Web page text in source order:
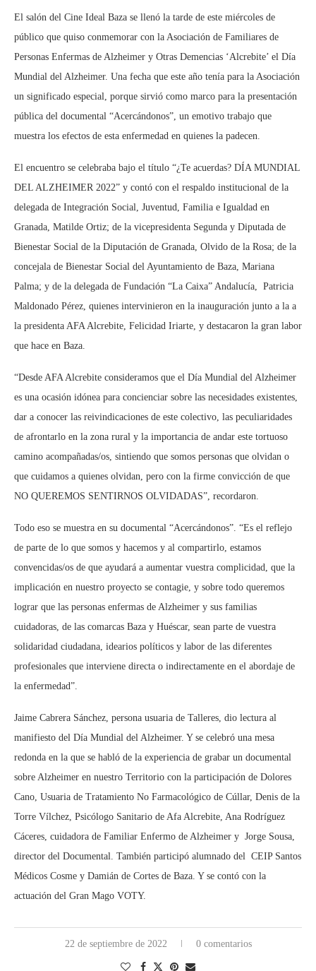
El salón del Cine Ideal Baza se llenó la tarde de este miércoles de
público que quiso conmemorar con la Asociación de Familiares de
Personas Enfermas de Alzheimer y Otras Demencias ‘Alcrebite’ el Día
Mundial del Alzheimer. Una fecha que este año tenía para la Asociación
un significado especial, porque sirvió como marco para la presentación
pública del documental “Acercándonos”, un emotivo trabajo que
muestra los efectos de esta enfermedad en quienes la padecen.
El encuentro se celebraba bajo el título “¿Te acuerdas? DÍA MUNDIAL
DEL ALZHEIMER 2022” y contó con el respaldo institucional de la
delegada de Integración Social, Juventud, Familia e Igualdad en
Granada, Matilde Ortiz; de la vicepresidenta Segunda y Diputada de
Bienestar Social de la Diputación de Granada, Olvido de la Rosa; de la
concejala de Bienestar Social del Ayuntamiento de Baza, Mariana
Palma; y de la delegada de Fundación “La Caixa” Andalucía, Patricia
Maldonado Pérez, quienes intervinieron en la inauguración junto a la a
la presidenta AFA Alcrebite, Felicidad Iriarte, y destacaron la gran labor
que hace en Baza.
“Desde AFA Alcrebite consideramos que el Día Mundial del Alzheimer
es una ocasión idónea para concienciar sobre las necesidades existentes,
dar a conocer las reivindicaciones de este colectivo, las peculiaridades
de afrontarlo en la zona rural y la importancia de andar este tortuoso
camino acompañadas/os, sintiendo que somos personas que olvidan o
que cuidamos a quienes olvidan, pero con la firme convicción de que
NO QUEREMOS SENTIRNOS OLVIDADAS”, recordaron.
Todo eso se muestra en su documental “Acercándonos”. “Es el reflejo
de parte de lo que somos y hacemos y al compartirlo, estamos
convencidas/os de que ayudará a aumentar vuestra complicidad, que la
implicación en nuestro proyecto se contagie, y sobre todo queremos
lograr que las personas enfermas de Alzheimer y sus familias
cuidadoras, de las comarcas Baza y Huéscar, sean parte de vuestra
solidaridad ciudadana, idearios políticos y labor de las diferentes
profesionales que interviene directa o indirectamente en el abordaje de
la enfermedad”.
Jaime Cabrera Sánchez, persona usuaria de Talleres, dio lectura al
manifiesto del Día Mundial del Alzheimer. Y se celebró una mesa
redonda en la que se habló de la experiencia de grabar un documental
sobre Alzheimer en nuestro Territorio con la participación de Dolores
Cano, Usuaria de Tratamiento No Farmacológico de Cúllar, Denis de la
Torre Vílchez, Psicólogo Sanitario de Afa Alcrebite, Ana Rodríguez
Cáceres, cuidadora de Familiar Enfermo de Alzheimer y Jorge Sousa,
director del Documental. También participó alumnado del CEIP Santos
Médicos Cosme y Damián de Cortes de Baza. Y se contó con la
actuación del Gran Mago VOTY.
22 de septiembre de 2022 0 comentarios